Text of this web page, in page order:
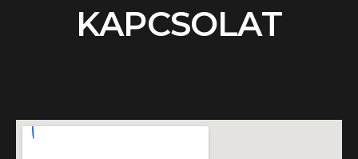
KAPCSOLAT